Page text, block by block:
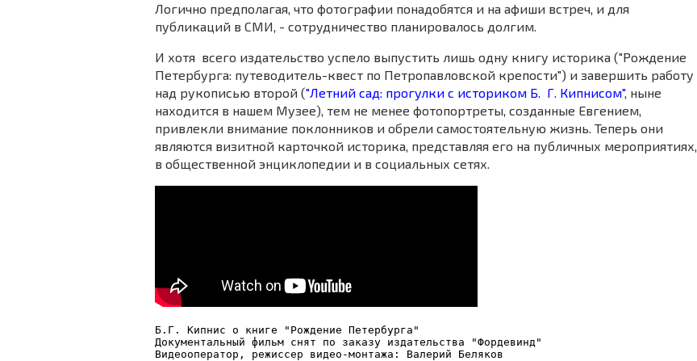
Логично предполагая, что фотографии понадобятся и на афиши встреч, и для
публикаций в СМИ, - сотрудничество планировалось долгим.
И хотя всего издательство успело выпустить лишь одну книгу историка ("Рождение
Петербурга: путеводитель-квест по Петропавловской крепости") и завершить работу
над рукописью второй ("Летний сад: прогулки с историком Б. Г. Кипнисом", ныне
находится в нашем Музее), тем не менее фотопортреты, созданные Евгением,
привлекли внимание поклонников и обрели самостоятельную жизнь. Теперь они
являются визитной карточкой историка, представляя его на публичных мероприятиях,
в общественной энциклопедии и в социальных сетях.
Б.Г. Кипнис о книге "Рождение Петербурга"
Документальный фильм снят по заказу издательства "Фордевинд"
Видеооператор, режиссер видео-монтажа: Валерий Беляков